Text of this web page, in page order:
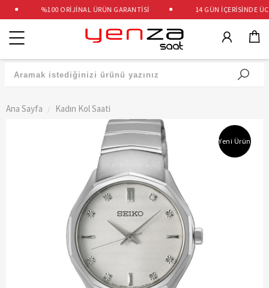
%100 ORİJİNAL ÜRÜN GARANTİSİ 14 GÜN İÇERİSİNDE
Kategoriler
Ana Sayfa Kadın Kol Saati
Yeni Ürün